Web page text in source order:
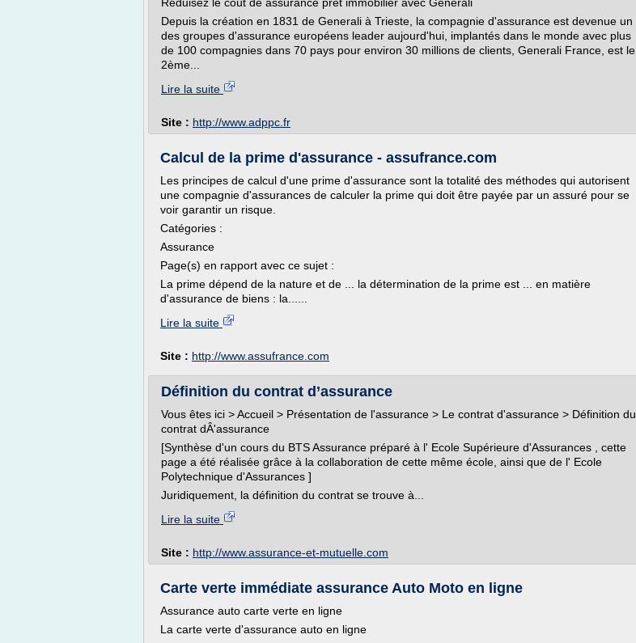
Depuis la création en 1831 de Generali à Trieste, la compagnie d'assurance est devenue un
des groupes d'assurance européens leader aujourd'hui, implantés dans le monde avec plus
de 100 compagnies dans 70 pays pour environ 30 millions de clients, Generali France, est le
2ème...
Lire la suite
Site : http://www.adppc.fr
Calcul de la prime d'assurance - assufrance.com
Les principes de calcul d'une prime d'assurance sont la totalité des méthodes qui autorisent
une compagnie d'assurances de calculer la prime qui doit être payée par un assuré pour se
voir garantir un risque.
Catégories :
Assurance
Page(s) en rapport avec ce sujet :
La prime dépend de la nature et de ... la détermination de la prime est ... en matière
d'assurance de biens : la......
Lire la suite
Site : http://www.assufrance.com
Définition du contrat d’assurance
Vous êtes ici > Accueil > Présentation de l'assurance > Le contrat d'assurance > Définition du
contrat dÂ'assurance
[Synthèse d'un cours du BTS Assurance préparé à l' Ecole Supérieure d'Assurances , cette
page a été réalisée grâce à la collaboration de cette même école, ainsi que de l' Ecole
Polytechnique d'Assurances ]
Juridiquement, la définition du contrat se trouve à...
Lire la suite
Site : http://www.assurance-et-mutuelle.com
Carte verte immédiate assurance Auto Moto en ligne
Assurance auto carte verte en ligne
La carte verte d'assurance auto en ligne